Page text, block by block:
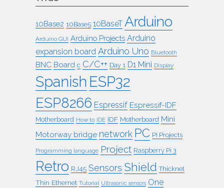
10Base2 10Base5 10BaseT Arduino
Arduino GUI Arduino Projects Arduino
expansion board Arduino Uno Bluetooth
BNC Board c C/C++ Day 1 D1 Mini Display
Spanish ESP32
ESP8266 Espressif Espressif-IDF
Motherboard How to IDE IDF Motherboard Mini
Motorway bridge network PC PI Projects
Programming language Project Raspberry Pi 3
Retro RJ45 Sensors Shield Thicknet
Thin Ethernet Tutorial Ultrasonic sensors One